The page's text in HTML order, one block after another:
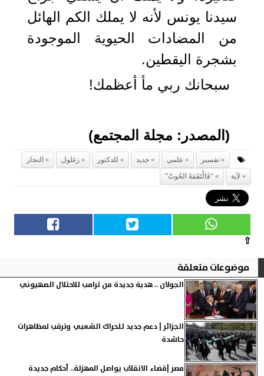
سيدنا يونس لأنه لا يملك الكم الهائل
من المضادات الحيوية الموجودة
بشجرة اليقطين.
سبحانك ربي مأ أعظمك!
(المصدر: مجلة المجتمع)
تفسير علمي جديد للدكتور زغلول
النجار
لآية
“فَالْتَقَمَهُ الحُوتُ”
⇧
موضوعات متعلقة
الجولان .. هدية جديدة من ترامب للاحتلال الصهيوني
الجزائر | دعم جديد للحراك الشعبي وترقب لمظاهرات
حاشدة
مصر |قضاء الانقلاب يواصل المهزلة.. أحكام جديدة